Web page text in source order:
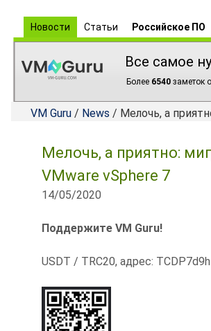
Новости Статьи Российское ПО
Все самое
Более 6540 заметок
VM Guru / News / Мелочь, а
Мелочь, а приятно:
VMware vSphere 7
14/05/2020
Поддержите VM Guru!
USDT / TRC20, адрес: